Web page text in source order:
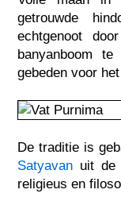
getrouwde
echtgenoot
banyanboom
gebeden voor
De traditie is
Satyavan uit de
religieus en